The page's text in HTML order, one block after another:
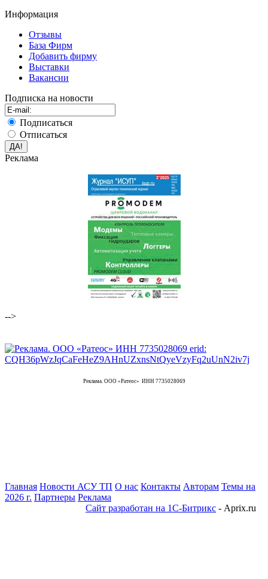
Информация
Отзывы
База Фирм
Добавить фирму
Выставки
Вакансии
Подписка на новости
Подписаться
Отписаться
Реклама
-->
Реклама. ООО «Ратеос» ИНН 7735028069
Главная Новости АСУ ТП О нас Контакты Авторам Темы на
2026 г. Партнеры Реклама
Сайт разработан на 1С-Битрикс - Aprix.ru